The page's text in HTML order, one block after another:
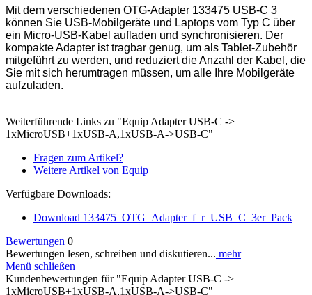
Mit dem verschiedenen OTG-Adapter 133475 USB-C 3
können Sie USB-Mobilgeräte und Laptops vom Typ C über
ein Micro-USB-Kabel aufladen und synchronisieren. Der
kompakte Adapter ist tragbar genug, um als Tablet-Zubehör
mitgeführt zu werden, und reduziert die Anzahl der Kabel, die
Sie mit sich herumtragen müssen, um alle Ihre Mobilgeräte
aufzuladen.
Weiterführende Links zu "Equip Adapter USB-C ->
1xMicroUSB+1xUSB-A,1xUSB-A->USB-C"
Fragen zum Artikel?
Weitere Artikel von Equip
Verfügbare Downloads:
Download 133475_OTG_Adapter_f_r_USB_C_3er_Pack
Bewertungen 0
Bewertungen lesen, schreiben und diskutieren... mehr
Menü schließen
Kundenbewertungen für "Equip Adapter USB-C ->
1xMicroUSB+1xUSB-A,1xUSB-A->USB-C"